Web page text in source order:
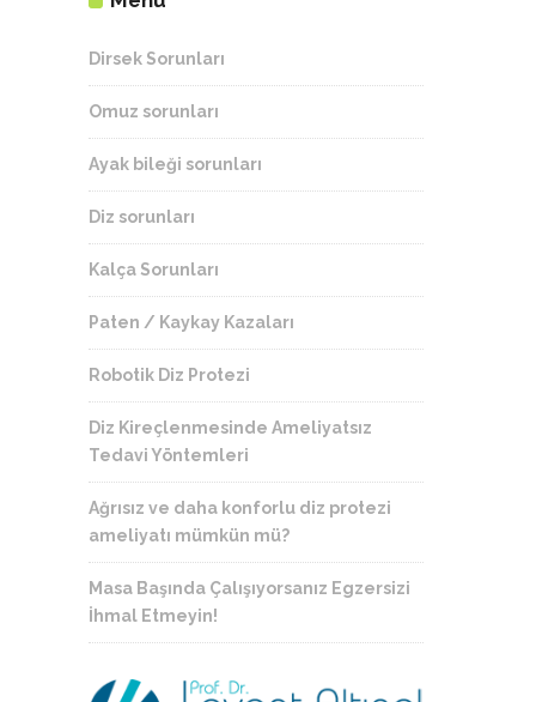
Dirsek Sorunları
Omuz sorunları
Ayak bileği sorunları
Diz sorunları
Kalça Sorunları
Paten / Kaykay Kazaları
Robotik Diz Protezi
Diz Kireçlenmesinde Ameliyatsız
Tedavi Yöntemleri
Ağrısız ve daha konforlu diz protezi
ameliyatı mümkün mü?
Masa Başında Çalışıyorsanız Egzersizi
İhmal Etmeyin!